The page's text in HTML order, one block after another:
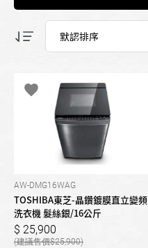
AW-DMG16WAG
TOSHIBA東芝-晶鑽鍍膜直立變頻
洗衣機 髮絲銀/16公斤
25,900
25,900